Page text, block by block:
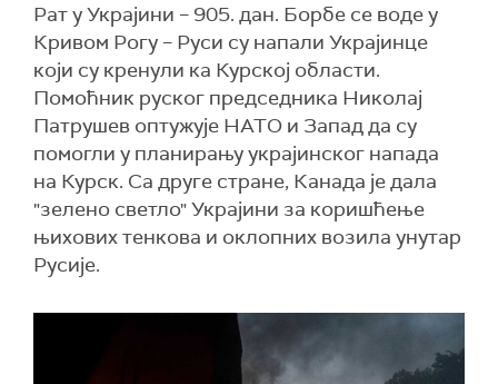
Рат у Украјини – 905. дан. Борбе се воде у
Кривом Рогу – Руси су напали Украјинце
који су кренули ка Курској области.
Помоћник руског председника Николај
Патрушев оптужује НАТО и Запад да су
помогли у планирању украјинског напада
на Курск. Са друге стране, Канада је дала
"зелено светло" Украјини за коришћење
њихових тенкова и оклопних возила унутар
Русије.